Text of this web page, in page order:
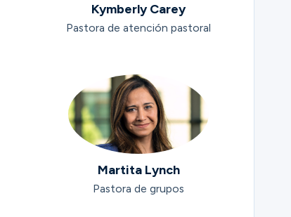
Kymberly Carey
Pastora de atención pastoral
Martita Lynch
Pastora de grupos